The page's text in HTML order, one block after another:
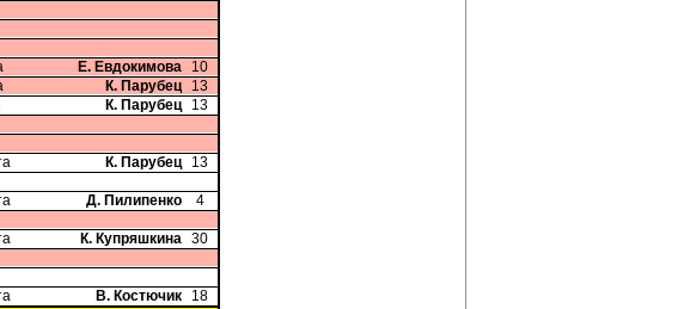
Е. Евдокимова
10
К. Парубец
13
К. Парубец
13
К. Парубец
13
Д. Пилипенко
4
К. Купряшкина 30
В. Костючик 18